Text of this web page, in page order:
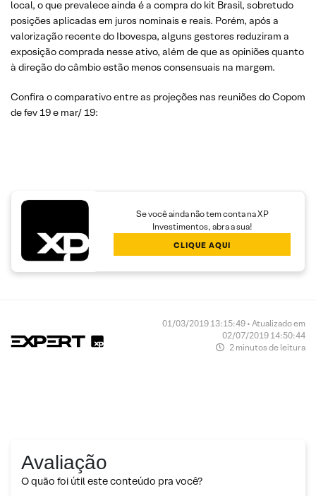
local, o que prevalece ainda é a compra do kit Brasil, sobretudo
posições aplicadas em juros nominais e reais. Porém, após a
valorização recente do Ibovespa, alguns gestores reduziram a
exposição comprada nesse ativo, além de que as opiniões quanto
à direção do câmbio estão menos consensuais na margem.
Confira o comparativo entre as projeções nas reuniões do Copom
de fev 19 e mar/ 19:
Se você ainda não tem conta na XP
Investimentos, abra a sua!
CLIQUE AQUI
01/03/2019 13:15:49 • Atualizado em
02/07/2019 14:50:44
2 minutos de leitura
Avaliação
O quão foi útil este conteúdo pra você?